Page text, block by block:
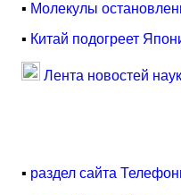
▪ Молекулы
▪ Китай подогреет
Лента новостей
▪ раздел сайта